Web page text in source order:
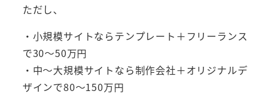
ただし、
・小規模サイトならテンプレート＋フリーランス
で30〜50万円
・中〜大規模サイトなら制作会社＋オリジナルデ
ザインで80〜150万円